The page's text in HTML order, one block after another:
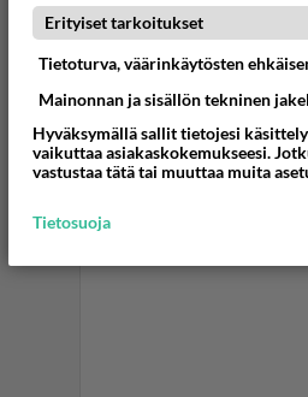
Ei metsien
tärkeää tehtävää.
Erityiset tarkoitukset
Tietoturva, väärinkäytösten
Mainonnan ja sisällön tekninen
Hyväksymällä sallit tietojesi
vaikuttaa asiakaskokemukseesi.
vastustaa tätä tai muuttaa muita
Tietosuoja